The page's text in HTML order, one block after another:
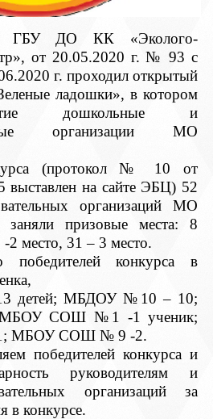
ГБУ ДО КК «Эколого-
от 20.05.2020 г. № 93 с
г. проходил открытый
ладошки», в котором
дошкольные и
организации МО
(протокол № 10 от
на сайте ЭБЦ) 52
организаций МО
заняли призовые места: 8
2 место, 31 – 3 место.
победителей конкурса в
детей; МБДОУ №10 – 10;
СОШ №1 -1 ученик;
МБОУ СОШ № 9 -2.
конкурса и
руководителям и
организаций за
в конкурсе.